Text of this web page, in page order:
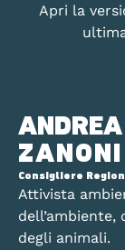
ANDREA
ZANONI
Consigliere
Attivista
degli animali.
Apri la